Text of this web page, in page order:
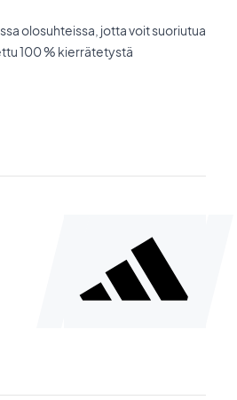
olosuhteissa, jotta voit suoriutua
100 % kierrätetystä